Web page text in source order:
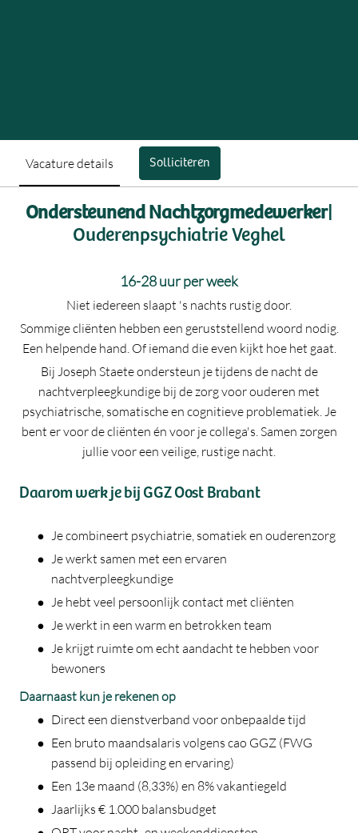
Vacature details Solliciteren
Ondersteunend Nachtzorgmedewerker|
Ouderenpsychiatrie Veghel
16-28 uur per week
Niet iedereen slaapt 's nachts rustig door.
Sommige cliënten hebben een geruststellend woord nodig.
Een helpende hand. Of iemand die even kijkt hoe het gaat.
Bij Joseph Staete ondersteun je tijdens de nacht de
nachtverpleegkundige bij de zorg voor ouderen met
psychiatrische, somatische en cognitieve problematiek. Je
bent er voor de cliënten én voor je collega's. Samen zorgen
jullie voor een veilige, rustige nacht.
Daarom werk je bij GGZ Oost Brabant
Je combineert psychiatrie, somatiek en ouderenzorg
Je werkt samen met een ervaren
nachtverpleegkundige
Je hebt veel persoonlijk contact met cliënten
Je werkt in een warm en betrokken team
Je krijgt ruimte om echt aandacht te hebben voor
bewoners
Daarnaast kun je rekenen op
Direct een dienstverband voor onbepaalde tijd
Een bruto maandsalaris volgens cao GGZ (FWG
passend bij opleiding en ervaring)
Een 13e maand (8,33%) en 8% vakantiegeld
Jaarlijks € 1.000 balansbudget